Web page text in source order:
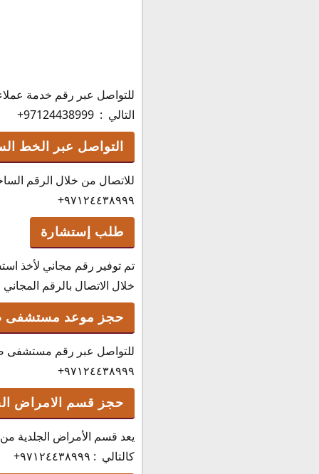
للتواصل عبر رقم خدمة
التالي : 97124438999+
التواصل عبر الخط
للاتصال من خلال الرقم
٩٧١٢٤٤٣٨٩٩٩+
طلب إستشارة
تم توفير رقم مجاني لأخذ
خلال الاتصال بالرقم المجاني وهو
حجز موعد مستشفى
للتواصل عبر رقم مستشفى
٩٧١٢٤٤٣٨٩٩٩+
حجز قسم الامراض
يعد قسم الأمراض الجلدية
كالتالي : ٩٧١٢٤٤٣٨٩٩٩+